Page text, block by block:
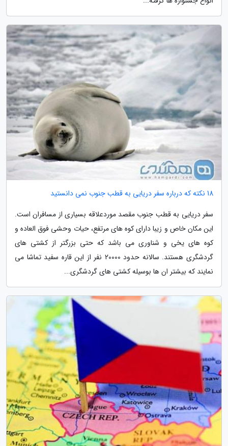
18 نکته که درباره سفر دریایی به قطب جنوب نمی دانستید
سفر دریایی به قطب جنوب مقصد موردعلاقه بسیاری از مسافران است.
این مکان خاص و زیبا دارای کوه های مرتفع، حیات وحشی فوق العاده و
کوه های یخی و شناوری می باشد که حتی بزرگتر از کشتی های
گردشگری هستند. سالانه حدود 20000 نفر از این قاره سفید تماشا می
نمایند که بیشتر ان ها بوسیله کشتی های گردشگری...